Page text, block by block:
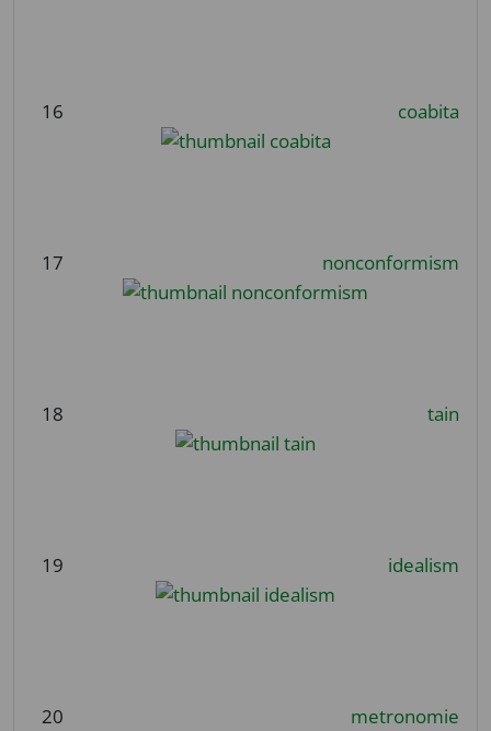
16 coabita
17 nonconformism
18 tain
19 idealism
20 metronomie